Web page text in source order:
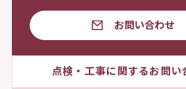
お問い合わせ
点検・工事に関するお問い